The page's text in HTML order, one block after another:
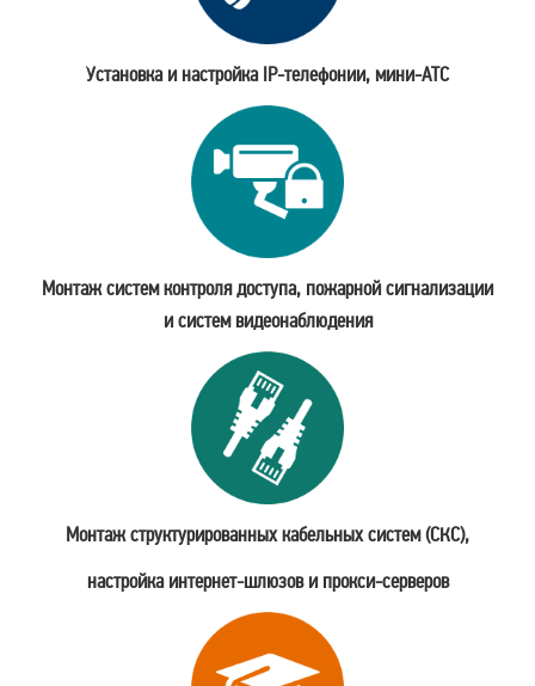
Установка и настройка IP-телефонии, мини-АТС
Монтаж систем контроля доступа, пожарной сигнализации
и систем видеонаблюдения
Монтаж структурированных кабельных систем (СКС),
настройка интернет-шлюзов и прокси-серверов